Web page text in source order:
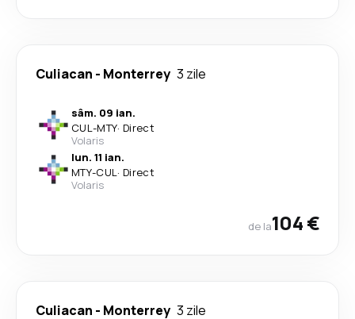
Culiacan - Monterrey 3 zile
sâm. 09 ian.
CUL-MTY· Direct
Volaris
lun. 11 ian.
MTY-CUL· Direct
Volaris
de la104 €
Culiacan - Monterrey 3 zile